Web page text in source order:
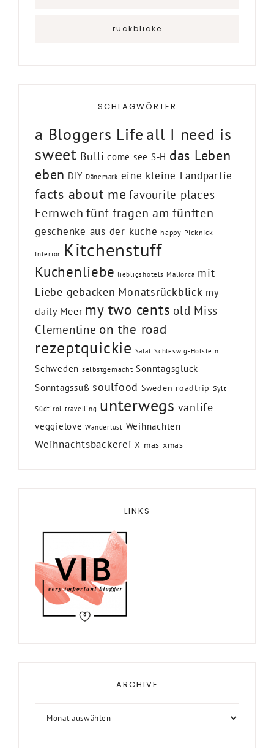
rückblicke
SCHLAGWÖRTER
a Bloggers Life all I need is
sweet Bulli come see S-H das Leben
eben DIY Dänemark eine kleine Landpartie
facts about me favourite places
Fernweh fünf fragen am fünften
geschenke aus der küche happy Picknick
Interior Kitchenstuff
Kuchenliebe liebligshotels Mallorca mit
Liebe gebacken Monatsrückblick my
daily Meer my two cents old Miss
Clementine on the road
rezeptquickie Salat Schleswig-Holstein
Schweden selbstgemacht Sonntagsglück
Sonntagssüß soulfood Sweden roadtrip Sylt
Südtirol travelling unterwegs vanlife
veggielove Wanderlust Weihnachten
Weihnachtsbäckerei X-mas xmas
LINKS
ARCHIVE